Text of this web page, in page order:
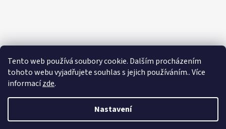
Tento web používá soubory cookie. Dalším procházením
tohoto webu vyjadřujete souhlas s jejich používáním.. Více
informacízde.
Nastavení